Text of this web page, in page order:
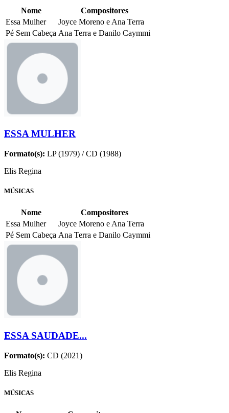
Nome
Compositores
Essa Mulher
Joyce Moreno e Ana Terra
Pé Sem Cabeça Ana Terra e Danilo Caymmi
ESSA MULHER
Formato(s): LP (1979) / CD (1988)
Elis Regina
MÚSICAS
Nome
Compositores
Essa Mulher
Joyce Moreno e Ana Terra
Pé Sem Cabeça Ana Terra e Danilo Caymmi
ESSA SAUDADE...
Formato(s): CD (2021)
Elis Regina
MÚSICAS